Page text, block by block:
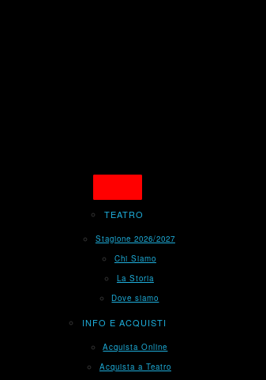
TEATRO
Stagione 2026/2027
Chi Siamo
La Storia
Dove siamo
INFO E ACQUISTI
Acquista Online
Acquista a Teatro